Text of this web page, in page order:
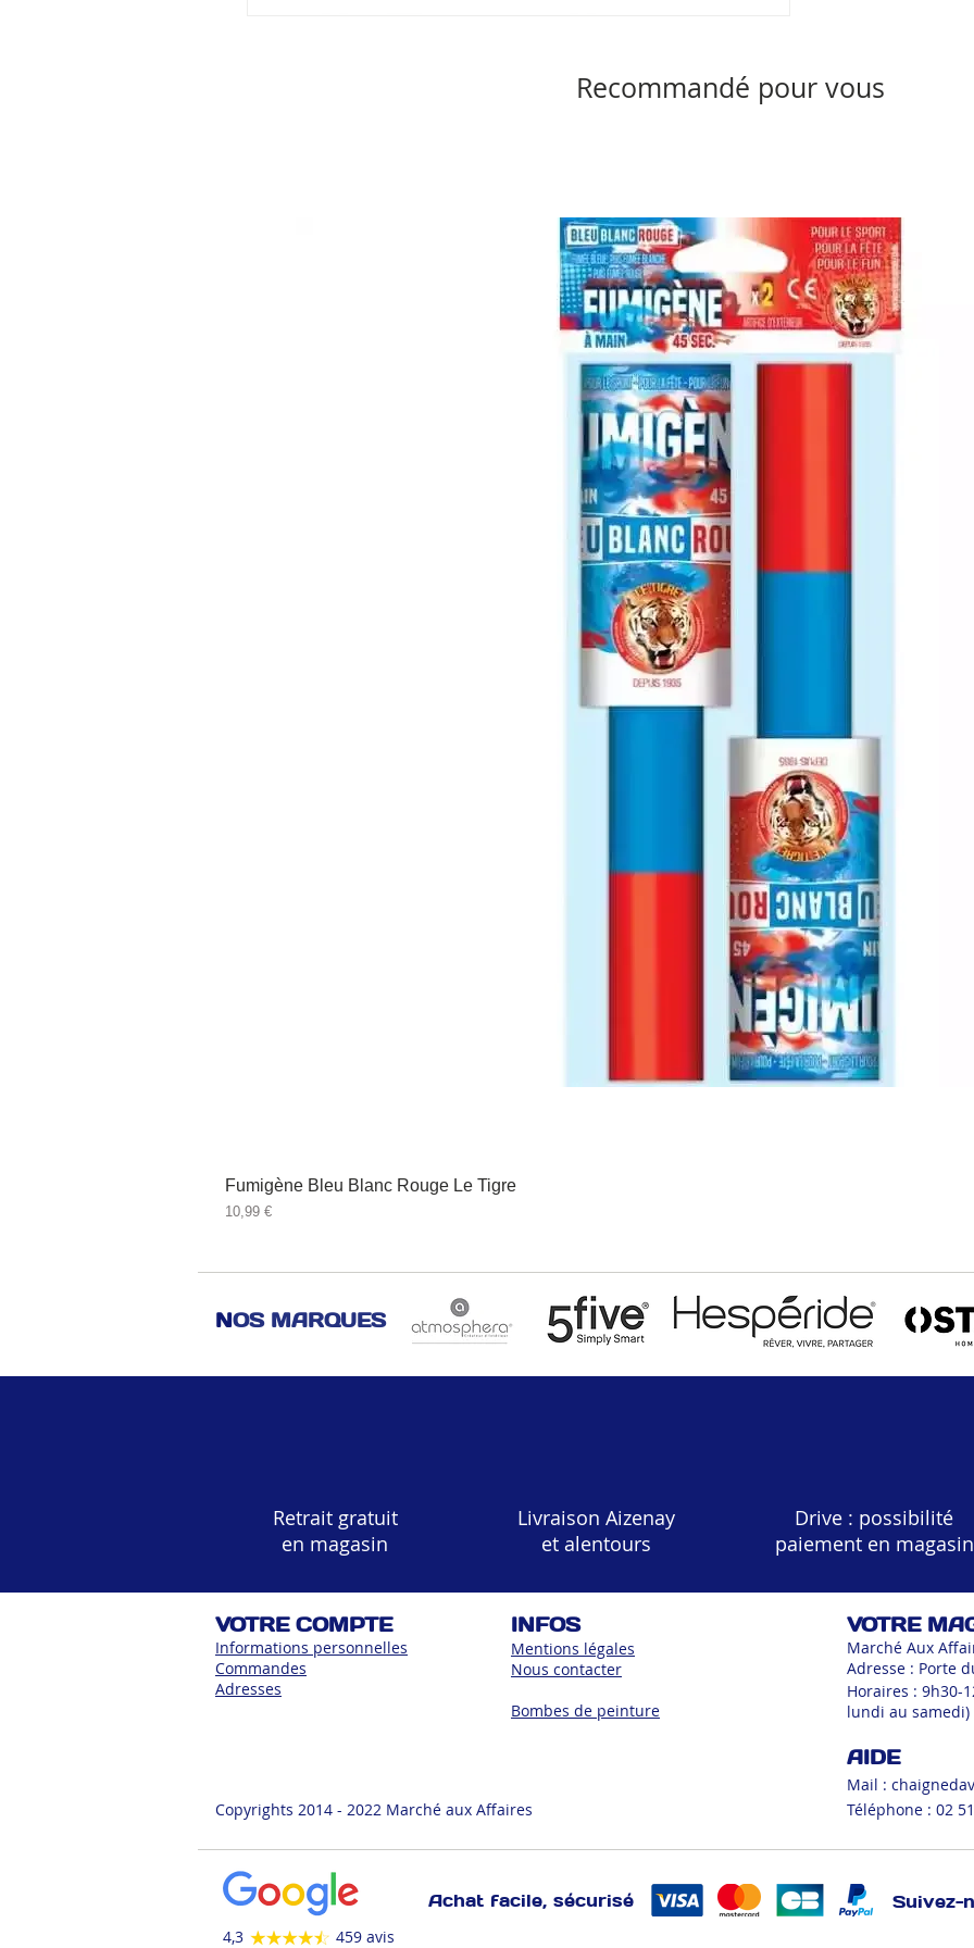
Recommandé pour vous
Fumigène Bleu Blanc Rouge Le Tigre
Prix
10,99 €
NOS MARQUES
Retrait gratuit
en magasin
Livraison Aizenay
et alentours
Drive : possibilité
paiement en magasin
VOTRE COMPTE
Informations personnelles
Commandes
Adresses
INFOS
Mentions légales
Nous contacter
Bombes de peinture
Copyrights 2014 - 2022 Marché aux Affaires
VOTRE
Marché Aux
Adresse : Porte
Horaires : 9h30-
lundi au samedi)
AIDE
Mail :
Téléphone : 02
4,3 459 avis
Achat facile, sécurisé Suivez-